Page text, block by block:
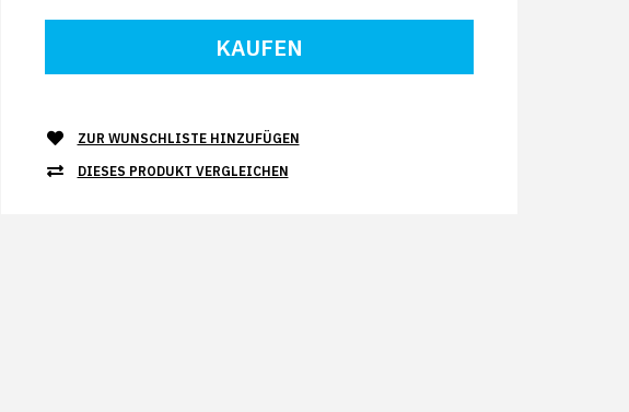
ZUR WUNSCHLISTE HINZUFÜGEN
DIESES PRODUKT VERGLEICHEN